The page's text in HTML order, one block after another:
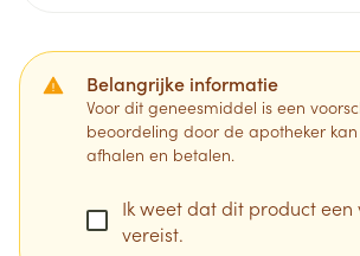
Belangrijke informatie
Voor dit geneesmiddel is een
beoordeling door de apotheker
afhalen en betalen.
Ik weet dat dit product een
vereist.